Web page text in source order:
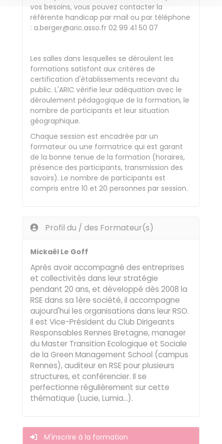
vos besoins, vous pouvez contacter la
référente handicap par mail ou par téléphone
: a.berger@aric.asso.fr 02 99 41 50 07
Les salles dans lesquelles se déroulent les
formations satisfont aux critères de
certification d'établissements recevant du
public. L'ARIC vérifie leur adéquation avec le
déroulement pédagogique de la formation, le
nombre de participants et leur situation
géographique.
Chaque session est encadrée par un
formateur ou une formatrice qui est garant
de la bonne tenue de la formation (horaires,
présence des participants, transmission des
savoirs). Le nombre de participants est
compris entre 10 et 20 personnes par session.
Profil du / des Formateur(s)
Mickaël Le Goff
Après avoir accompagné des entreprises
et collectivités dans leur stratégie
pendant 20 ans, et développé dès 2008 la
RSE dans sa 1ère société, il accompagne
aujourd'hui les organisations dans leur RSO.
Il est Vice-Président du Club Dirigeants
Responsables Rennes Bretagne, manager
du Master Transition Ecologique et Sociale
de la Green Management School (campus
Rennes), auditeur en RSE pour plusieurs
structures, et conférencier. Il se
perfectionne régulièrement sur cette
thématique (Lucie, Lumia…).
M'inscrire à la formation